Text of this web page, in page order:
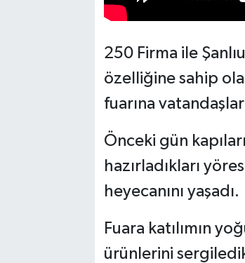
250 Firma ile
özelliğine sahip
fuarına
Önceki gün
hazırladıkları
heyecanını yaşadı.
Fuara katılımın
ürünlerini